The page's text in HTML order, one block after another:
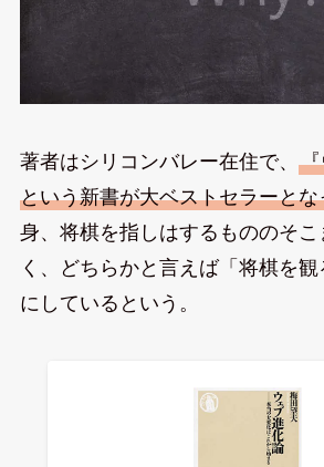
著者はシリコンバレー在住で、
という新書が大ベストセラーとな
身、将棋を指しはするもののそこ
く、どちらかと言えば「将棋を
にしているという。